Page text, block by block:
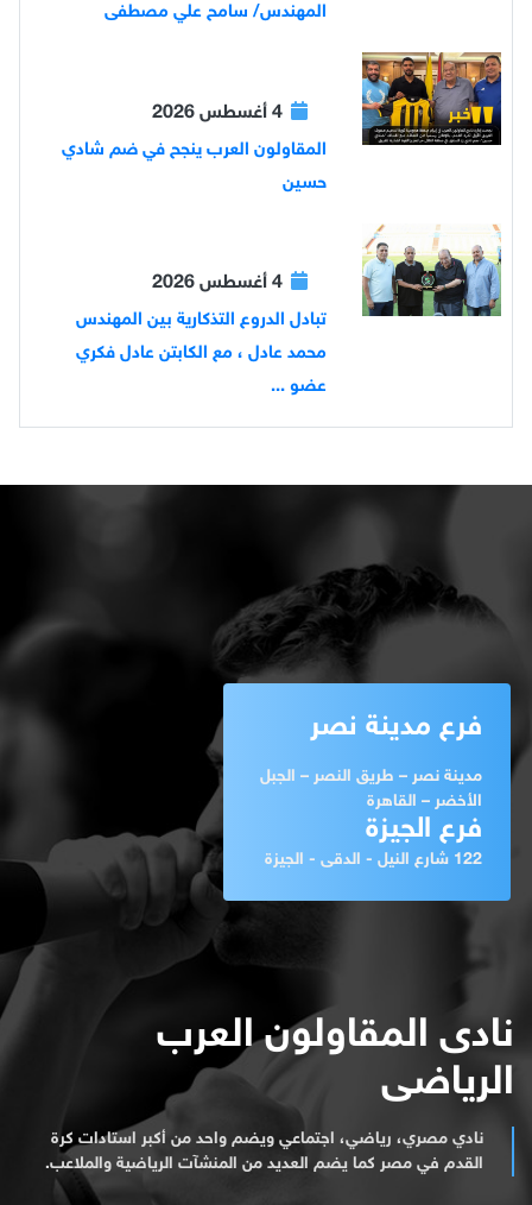
المهندس/ سامح علي مصطفى
المقاولون العرب ينجح في ضم شادي
حسين
تبادل الدروع التذكارية بين المهندس
محمد عادل ، مع الكابتن عادل فكري
عضو ...
فرع مدينة نصر
مدينة نصر – طريق النصر – الجبل
الأخضر – القاهرة
فرع الجيزة
122 شارع النيل - الدقى - الجيزة
نادى المقاولون العرب
الرياضى
نادي مصري، رياضي، اجتماعي ويضم واحد من أكبر استادات كرة
القدم في مصر كما يضم العديد من المنشآت الرياضية والملاعب.